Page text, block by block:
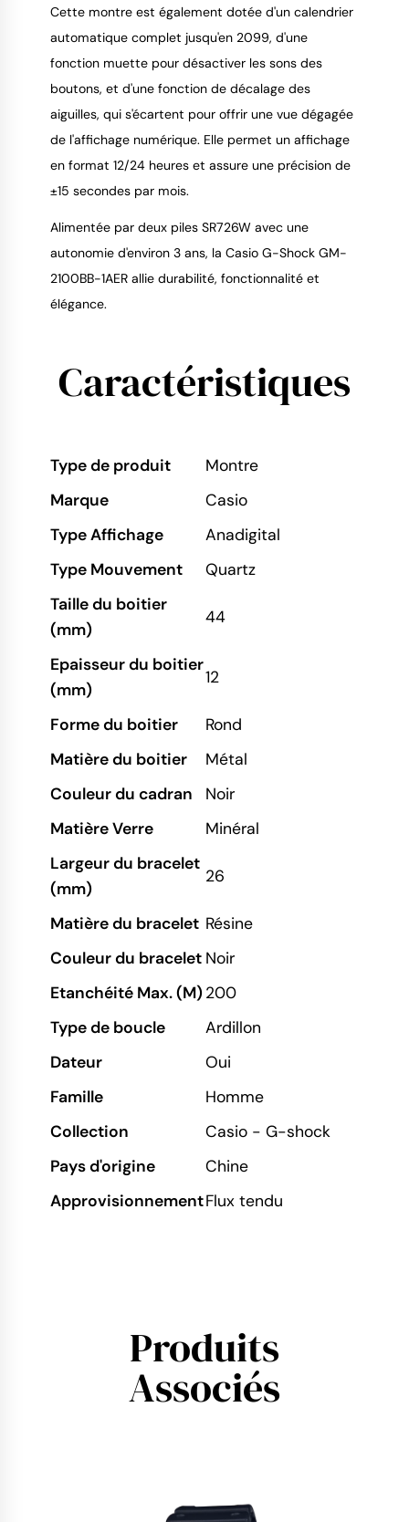
Cette montre est également dotée d'un calendrier
automatique complet jusqu'en 2099, d'une
fonction muette pour désactiver les sons des
boutons, et d'une fonction de décalage des
aiguilles, qui s'écartent pour offrir une vue dégagée
de l'affichage numérique. Elle permet un affichage
en format 12/24 heures et assure une précision de
±15 secondes par mois.
Alimentée par deux piles SR726W avec une
autonomie d'environ 3 ans, la Casio G-Shock GM-
2100BB-1AER allie durabilité, fonctionnalité et
élégance.
Caractéristiques
Type de produit
Montre
Marque
Casio
Type Affichage
Anadigital
Type Mouvement
Quartz
Taille du boitier
(mm)
44
Epaisseur du boitier
(mm)
12
Forme du boitier
Rond
Matière du boitier
Métal
Couleur du cadran
Noir
Matière Verre
Minéral
Largeur du bracelet
(mm)
26
Matière du bracelet Résine
Couleur du bracelet Noir
Etanchéité Max. (M)200
Type de boucle
Ardillon
Dateur
Oui
Famille
Homme
Collection
Casio - G-shock
Pays d'origine
Chine
ApprovisionnementFlux tendu
Produits
Associés